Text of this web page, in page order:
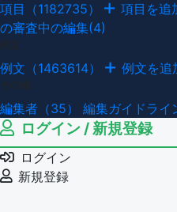
項目（1182735） 項目を追
の審査中の編集(4)
例文（1463614） 例文を追
編集者（35） 編集ガイドライ
ログイン / 新規登録
ログイン
新規登録